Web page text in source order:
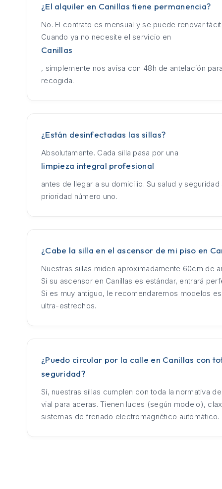
¿El alquiler en Canillas tiene permanencia?
No. El contrato es mensual y se puede renovar
Cuando ya no necesite el servicio en
Canillas
, simplemente nos avisa con 48h de antelación
recogida.
¿Están desinfectadas las sillas?
Absolutamente. Cada silla pasa por una
limpieza integral profesional
antes de llegar a su domicilio. Su salud y seguridad
prioridad número uno.
¿Cabe la silla en el ascensor de mi piso en
Nuestras sillas miden aproximadamente 60cm de
Si su ascensor en Canillas es estándar, entrará
Si es muy antiguo, le recomendaremos modelos
ultra-estrechos.
¿Puedo circular por la calle en Canillas con
seguridad?
Sí, nuestras sillas cumplen con toda la normativa
vial para aceras. Tienen luces (según modelo),
sistemas de frenado electromagnético automático.